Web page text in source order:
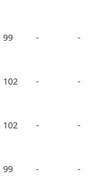
99 - -
102 - -
102 - -
99 - -